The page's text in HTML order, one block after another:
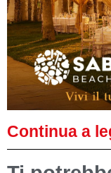
Continua a